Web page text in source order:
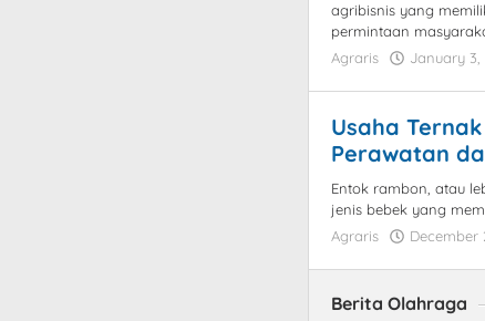
agribisnis yang
permintaan
Agraris
January 3,
Usaha
Perawatan
Entok rambon, atau
jenis bebek yang
Agraris
December
Berita Olahraga